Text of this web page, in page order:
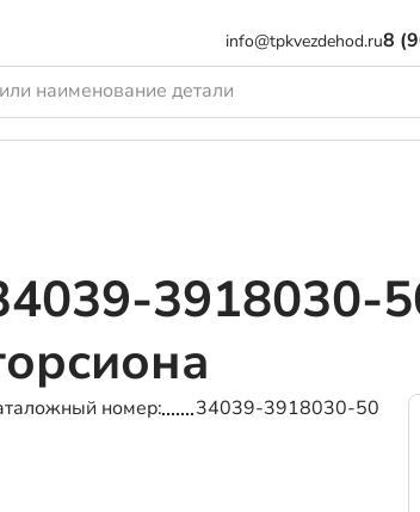
info@tpkvezdehod.ru8
3918030-
номер 34039-3918030-50